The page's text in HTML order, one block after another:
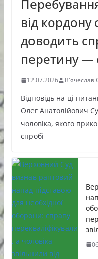
від кордону
доводить
перетину —
12.07.2026 В'ячеслав
Відповідь на ці
Олег Анатолійович
чоловіка, якого
спробі